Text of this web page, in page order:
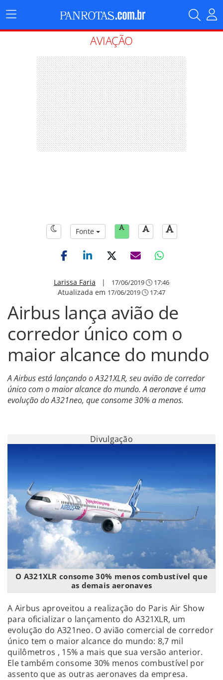
Menu
Principal
AVIAÇÃO
Fonte
Larissa Faria | 17/06/2019 17:46
Atualizada em 17/06/2019 17:47
Airbus lança avião de
corredor único com o
maior alcance do mundo
A Airbus está lançando o A321XLR, seu avião de corredor
único com o maior alcance do mundo. A aeronave é uma
evolução do A321neo, que consome 30% a menos.
Divulgação
O A321XLR consome 30% menos combustível que
as demais aeronaves
A Airbus aproveitou a realização do Paris Air Show
para oficializar o lançamento do A321XLR, um
evolução do A321neo. O avião comercial de corredor
único tem o maior alcance do mundo: 8,7 mil
quilômetros , 15% a mais que sua versão anterior.
Ele também consome 30% menos combustível por
assento que as outras aeronaves da empresa.